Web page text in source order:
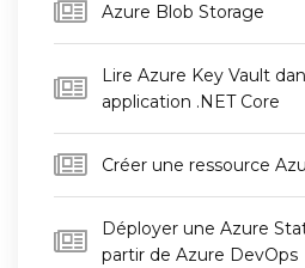
Azure Blob Storage
Lire Azure Key Vault
application .NET Core
Créer une ressource
Déployer une Azure
partir de Azure DevOps